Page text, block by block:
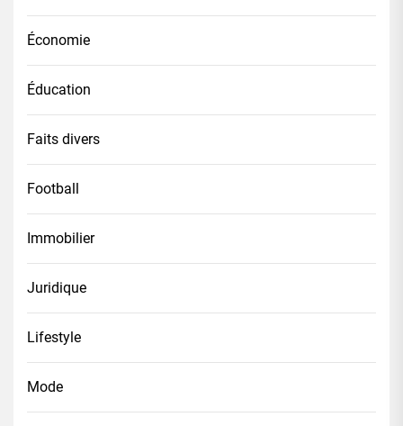
Économie
Éducation
Faits divers
Football
Immobilier
Juridique
Lifestyle
Mode